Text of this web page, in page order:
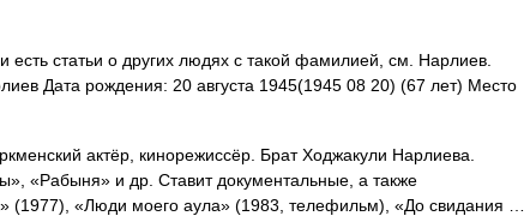
статьи о других людях с такой фамилией, см. Нарлиев.
Дата рождения: 20 августа 1945(1945 08 20) (67 лет) Место
актёр, кинорежиссёр. Брат Ходжакули Нарлиева.
«Рабыня» и др. Ставит документальные, а также
(1977), «Люди моего аула» (1983, телефильм), «До свидания …